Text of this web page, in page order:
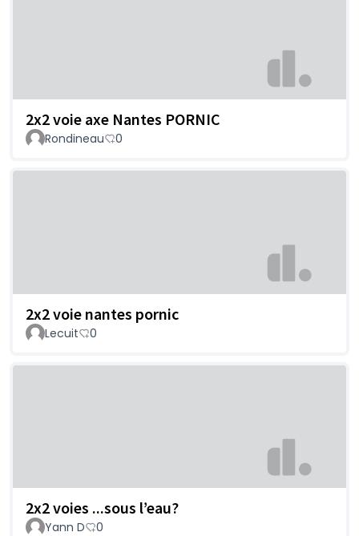
2x2 voie axe Nantes PORNIC
Rondineau 0
2x2 voie nantes pornic
Lecuit 0
2x2 voies ...sous l’eau?
Yann D 0